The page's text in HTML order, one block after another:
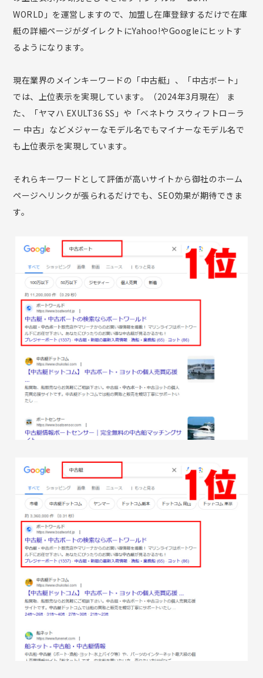
WORLD」を運営しますので、加盟し在庫登録するだけで在庫
艇の詳細ページがダイレクトにYahoo!やGoogleにヒットす
るようになります。
現在業界のメインキーワードの「中古艇」、「中古ボート」
では、上位表示を実現しています。（2024年3月現在） ま
た、「ヤマハ EXULT36 SS」や「ベネトウ スウィフトローラ
ー 中古」などメジャーなモデル名でもマイナーなモデル名で
も上位表示を実現しています。
それらキーワードとして評価が高いサイトから御社のホーム
ページへリンクが張られるだけでも、SEO効果が期待できま
す。